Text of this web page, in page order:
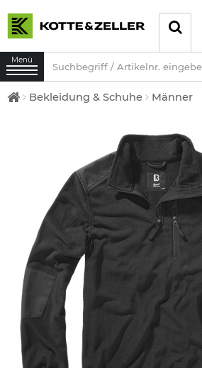
Menü
Bekleidung & Schuhe Männer